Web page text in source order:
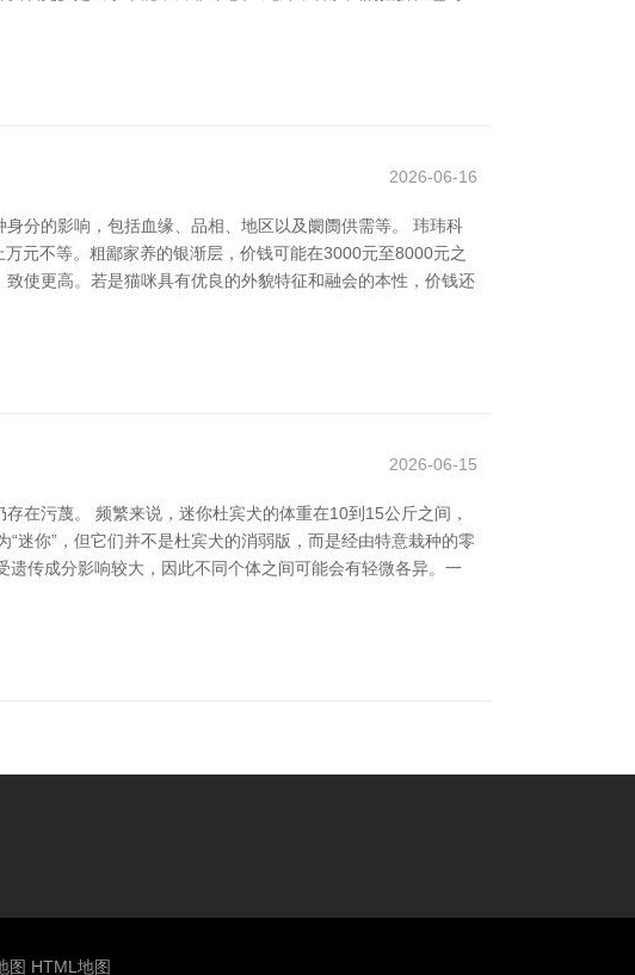
2026-06-16
分的影响，包括血缘、品相、地区以及阛阓供需等。 玮玮科
元不等。粗鄙家养的银渐层，价钱可能在3000元至8000元之
使更高。若是猫咪具有优良的外貌特征和融会的本性，价钱还
2026-06-15
在污蔑。 频繁来说，迷你杜宾犬的体重在10到15公斤之间，
迷你”，但它们并不是杜宾犬的消弱版，而是经由特意栽种的零
传成分影响较大，因此不同个体之间可能会有轻微各异。一
图 HTML地图